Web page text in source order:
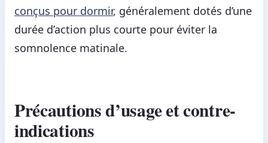
conçus pour dormir, généralement dotés d’une
durée d’action plus courte pour éviter la
somnolence matinale.
Précautions d’usage et contre-
indications